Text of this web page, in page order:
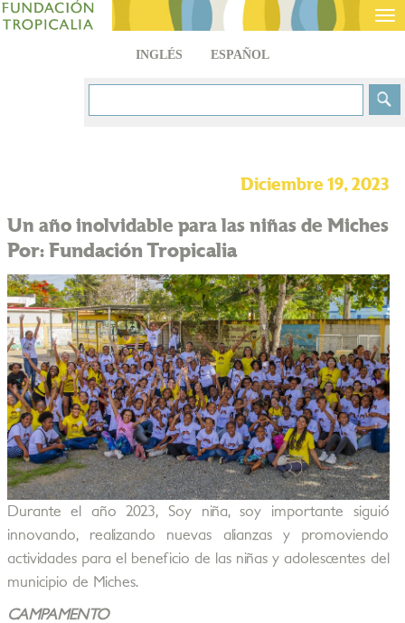
INGLÉS ESPAÑOL
Diciembre 19, 2023
Un año inolvidable para las niñas de Miches
Por: Fundación Tropicalia
Durante el año 2023, Soy niña, soy importante siguió
innovando, realizando nuevas alianzas y promoviendo
actividades para el beneficio de las niñas y adolescentes del
municipio de Miches.
CAMPAMENTO